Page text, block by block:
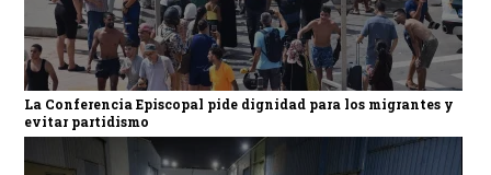
La Conferencia Episcopal pide dignidad para los migrantes y
evitar partidismo